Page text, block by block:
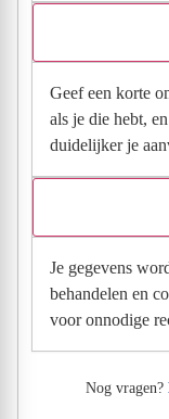
Geef een korte
als je die hebt,
duidelijker je
Je gegevens
behandelen en
voor onnodige
Nog vragen?